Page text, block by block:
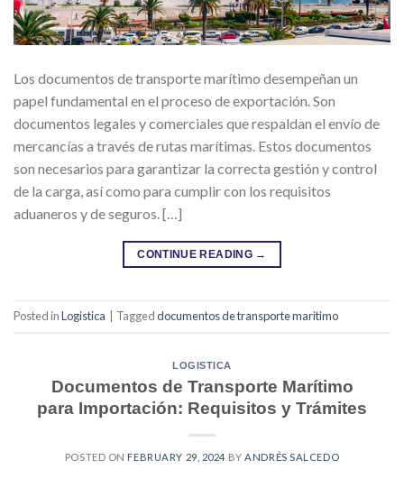
Los documentos de transporte marítimo desempeñan un
papel fundamental en el proceso de exportación. Son
documentos legales y comerciales que respaldan el envío de
mercancías a través de rutas marítimas. Estos documentos
son necesarios para garantizar la correcta gestión y control
de la carga, así como para cumplir con los requisitos
aduaneros y de seguros. […]
CONTINUE READING →
Posted inLogistica Taggeddocumentos de transporte maritimo
LOGISTICA
Documentos de Transporte Marítimo
para Importación: Requisitos y Trámites
POSTED ON FEBRUARY 29, 2024 BYANDRÉS SALCEDO